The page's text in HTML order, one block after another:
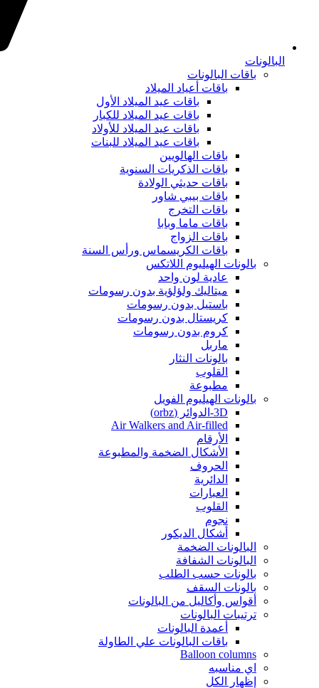
البالونات
باقات البالونات
باقات أعياد الميلاد
باقات عيد الميلاد الأول
باقات عيد الميلاد للكبار
باقات عيد الميلاد للأولاد
باقات عيد الميلاد للبنات
باقات الهالويين
باقات الذكريات السنوية
باقات حديثي الولادة
باقات بيبي شاور
باقات التخرج
باقات ماما وبابا
باقات الزواج
باقات الكريسماس ورأس السنة
بالونات الهيليوم اللاتكس
عادية لون واحد
ميتاليك ولؤلؤية بدون رسومات
باستيل بدون رسومات
كريستال بدون رسومات
كروم بدون رسومات
ماربل
بالونات النثار
القلوب
مطبوعة
بالونات الهيليوم الفويل
3D-الدوائر (orbz)
Air Walkers and Air-filled
الأرقام
الأشكال الضخمة والمطبوعة
الحروف
الدائرية
العبارات
القلوب
نجوم
أشكال الديكور
البالونات الضخمة
البالونات الشفافة
بالونات حسب الطلب
بالونات السقف
أقواس وأكاليل من البالونات
ترتيبات البالونات
أعمدة البالونات
باقات البالونات علي الطاولة
Balloon columns
اي مناسبه
إظهار الكل